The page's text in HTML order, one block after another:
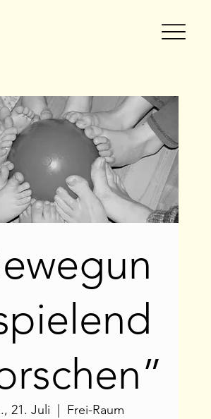
21. Juli Frei-Raum